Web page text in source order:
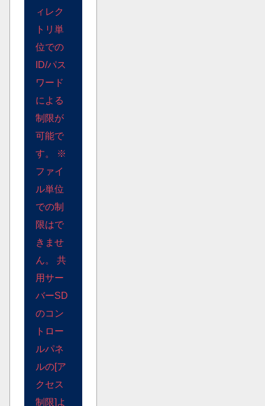
ィレク
トリ単
位での
ID/パス
ワード
による
制限が
可能で
す。 ※
ファイ
ル単位
での制
限はで
きませ
ん。 共
用サー
バーSD
のコン
トロー
ルパネ
ルの[ア
クセス
制限]よ